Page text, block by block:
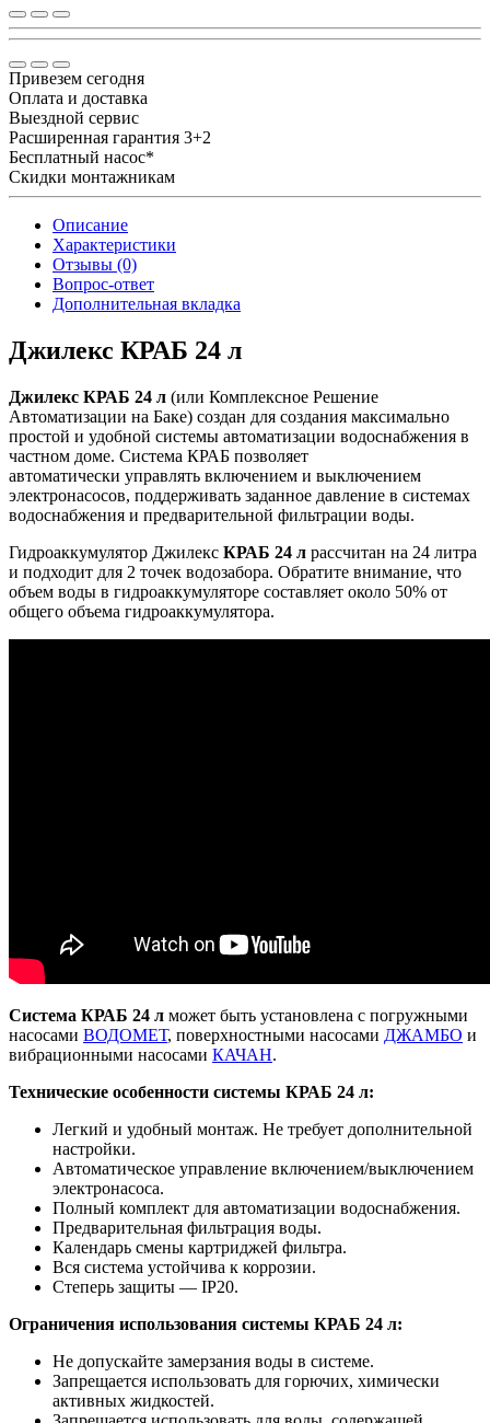
Привезем сегодня
Оплата и доставка
Выездной сервис
Расширенная гарантия 3+2
Бесплатный насос*
Скидки монтажникам
Описание
Характеристики
Отзывы (0)
Вопрос-ответ
Дополнительная вкладка
Джилекс КРАБ 24 л
Джилекс КРАБ 24 л (или Комплексное Решение
Автоматизации на Баке) создан для создания максимально
простой и удобной системы автоматизации водоснабжения в
частном доме. Система КРАБ позволяет
автоматически управлять включением и выключением
электронасосов, поддерживать заданное давление в системах
водоснабжения и предварительной фильтрации воды.
Гидроаккумулятор Джилекс КРАБ 24 л рассчитан на 24 литра
и подходит для 2 точек водозабора. Обратите внимание, что
объем воды в гидроаккумуляторе составляет около 50% от
общего объема гидроаккумулятора.
Система КРАБ 24 л может быть установлена с погружными
насосами ВОДОМЕТ, поверхностными насосами ДЖАМБО и
вибрационными насосами КАЧАН.
Технические особенности системы КРАБ 24 л:
Легкий и удобный монтаж. Не требует дополнительной
настройки.
Автоматическое управление включением/выключением
электронасоса.
Полный комплект для автоматизации водоснабжения.
Предварительная фильтрация воды.
Календарь смены картриджей фильтра.
Вся система устойчива к коррозии.
Степерь защиты — IP20.
Ограничения использования системы КРАБ 24 л:
Не допускайте замерзания воды в системе.
Запрещается использовать для горючих, химически
активных жидкостей.